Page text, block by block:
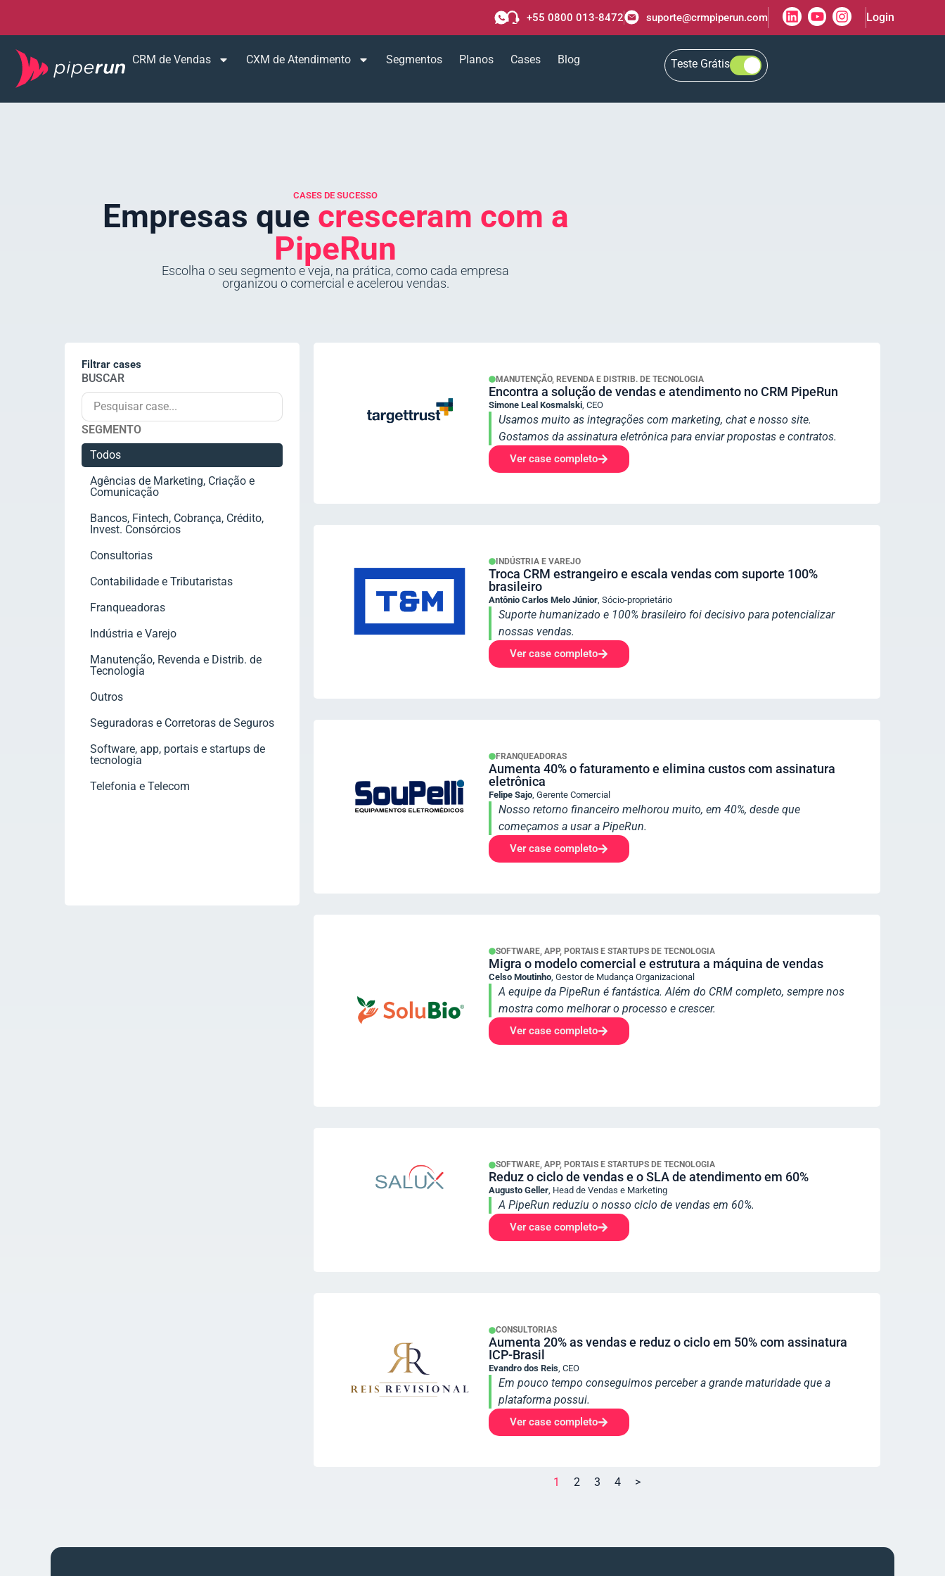
+55 0800 013-8472 suporte@crmpiperun.com Login
CRM de Vendas CXM de Atendimento Segmentos Planos Cases Blog Teste Grátis
CASES DE SUCESSO
Empresas que cresceram com a
PipeRun
Escolha o seu segmento e veja, na prática, como cada empresa
organizou o comercial e acelerou vendas.
Filtrar cases
BUSCAR
SEGMENTO
Todos
Agências de Marketing, Criação e
Comunicação
Bancos, Fintech, Cobrança, Crédito,
Invest. Consórcios
Consultorias
Contabilidade e Tributaristas
Franqueadoras
Indústria e Varejo
Manutenção, Revenda e Distrib. de
Tecnologia
Outros
Seguradoras e Corretoras de Seguros
Software, app, portais e startups de
tecnologia
Telefonia e Telecom
MANUTENÇÃO, REVENDA E DISTRIB. DE TECNOLOGIA
Encontra a solução de vendas e atendimento no CRM PipeRun
Simone Leal Kosmalski ,CEO
Usamos muito as integrações com marketing, chat e nosso site.
Gostamos da assinatura eletrônica para enviar propostas e contratos.
Ver case completo
INDÚSTRIA E VAREJO
Troca CRM estrangeiro e escala vendas com suporte 100%
brasileiro
Antônio Carlos Melo Júnior ,Sócio-proprietário
Suporte humanizado e 100% brasileiro foi decisivo para potencializar
nossas vendas.
Ver case completo
FRANQUEADORAS
Aumenta 40% o faturamento e elimina custos com assinatura
eletrônica
Felipe Sajo ,Gerente Comercial
Nosso retorno financeiro melhorou muito, em 40%, desde que
começamos a usar a PipeRun.
Ver case completo
SOFTWARE, APP, PORTAIS E STARTUPS DE TECNOLOGIA
Migra o modelo comercial e estrutura a máquina de vendas
Celso Moutinho ,Gestor de Mudança Organizacional
A equipe da PipeRun é fantástica. Além do CRM completo, sempre nos
mostra como melhorar o processo e crescer.
Ver case completo
SOFTWARE, APP, PORTAIS E STARTUPS DE TECNOLOGIA
Reduz o ciclo de vendas e o SLA de atendimento em 60%
Augusto Geller, Head de Vendas e Marketing
A PipeRun reduziu o nosso ciclo de vendas em 60%.
Ver case completo
CONSULTORIAS
Aumenta 20% as vendas e reduz o ciclo em 50% com assinatura
ICP-Brasil
Evandro dos Reis,CEO
Em pouco tempo conseguimos perceber a grande maturidade que a
plataforma possui.
Ver case completo
1 2 3 4 >